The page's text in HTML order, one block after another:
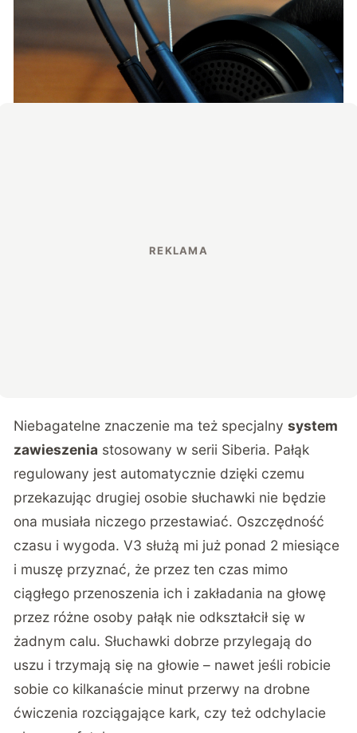
Niebagatelne znaczenie ma też specjalnysystem
zawieszenia stosowany w serii Siberia. Pałąk
regulowany jest automatycznie dzięki czemu
przekazując drugiej osobie słuchawki nie będzie
ona musiała niczego przestawiać. Oszczędność
czasu i wygoda. V3 służą mi już ponad 2 miesiące
i muszę przyznać, że przez ten czas mimo
ciągłego przenoszenia ich i zakładania na głowę
przez różne osoby pałąk nie odkształcił się w
żadnym calu. Słuchawki dobrze przylegają do
uszu i trzymają się na głowie – nawet jeśli robicie
sobie co kilkanaście minut przerwy na drobne
ćwiczenia rozciągające kark, czy też odchylacie